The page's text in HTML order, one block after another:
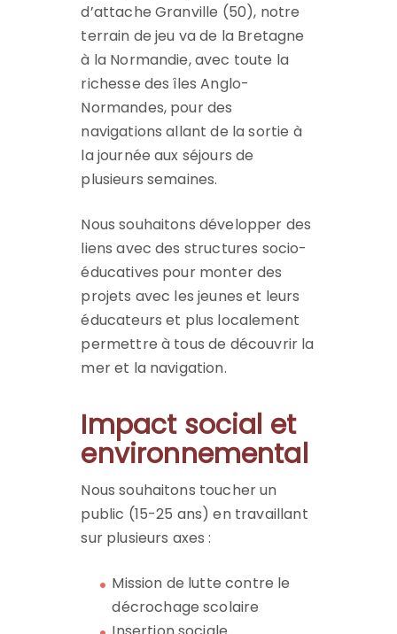
d’attache Granville (50), notre
terrain de jeu va de la Bretagne
à la Normandie, avec toute la
richesse des îles Anglo-
Normandes, pour des
navigations allant de la sortie à
la journée aux séjours de
plusieurs semaines.
Nous souhaitons développer des
liens avec des structures socio-
éducatives pour monter des
projets avec les jeunes et leurs
éducateurs et plus localement
permettre à tous de découvrir la
mer et la navigation.
Impact social et
environnemental
Nous souhaitons toucher un
public (15-25 ans) en travaillant
sur plusieurs axes :
Mission de lutte contre le
décrochage scolaire